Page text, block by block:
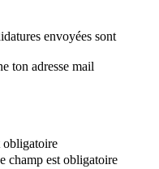
envoyées sont
ton adresse mail
obligatoire
champ est obligatoire